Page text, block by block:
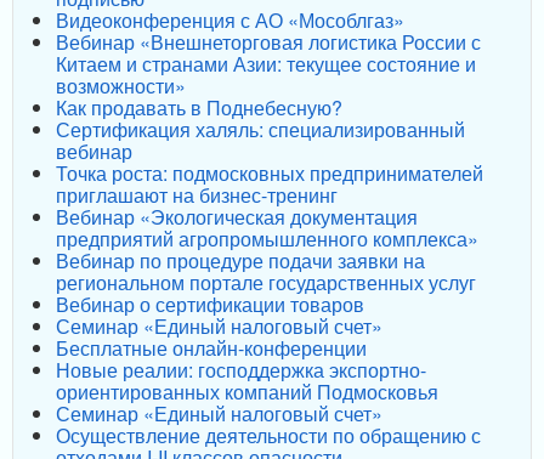
Видеоконференция с АО «Мособлгаз»
Вебинар «Внешнеторговая логистика России с
Китаем и странами Азии: текущее состояние и
возможности»
Как продавать в Поднебесную?
Сертификация халяль: специализированный
вебинар
Точка роста: подмосковных предпринимателей
приглашают на бизнес-тренинг
Вебинар «Экологическая документация
предприятий агропромышленного комплекса»
Вебинар по процедуре подачи заявки на
региональном портале государственных услуг
Вебинар о сертификации товаров
Семинар «Единый налоговый счет»
Бесплатные онлайн-конференции
Новые реалии: господдержка экспортно-
ориентированных компаний Подмосковья
Семинар «Единый налоговый счет»
Осуществление деятельности по обращению с